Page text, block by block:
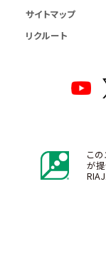
サイトマップ
リクルート
こ
が